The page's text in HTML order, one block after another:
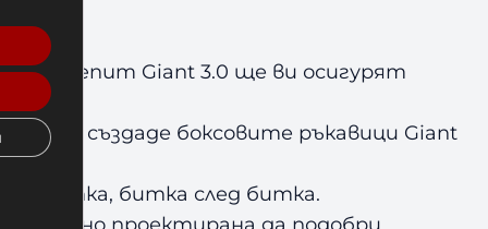
Venum Giant 3.0 ще ви осигурят
и създаде боксовите ръкавици Giant
хватка, битка след битка.
проектирана да подобри